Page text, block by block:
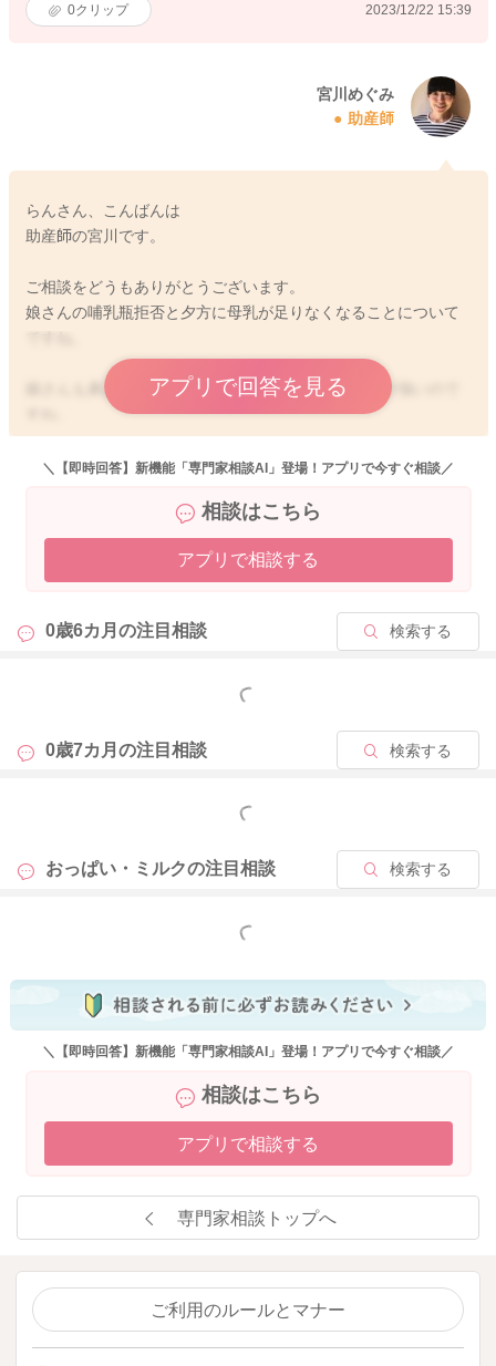
0クリップ 2023/12/22 15:39
宮川めぐみ
助産師
らんさん、こんばんは
助産師の宮川です。
ご相談をどうもありがとうございます。
娘さんの哺乳瓶拒否と夕方に母乳が足りなくなることについて
娘さんも鼻詰まりがあるということで、飲みにくさが強いので
拒否がありながらも、30mlほど飲んでくれることもあるのです
ね。
玉ねぎのスライスを頭もとに置いておいてあげるようにするの
もいいかもしれません。
においが気になる時には少し離しておくようにされるのもいい
ですよ。
とがあるといいのかなと思いました。
また離乳食にもミルクを使用されてみるのはいかがでしょう
ことはないかなと思いました。
お猪口のような小さな口のコップで少しずつミルクを飲ませて
あげてみるも難しいでしょうか？
緒に休める時には、休むようにされてみてください。
アプリで回答を見る
2023/12/22 22:43
＼【即時回答】新機能「専門家相談AI」登場！アプリで今すぐ相談／
相談はこちら
アプリで相談する
0歳6カ月の注目相談 検索する
もっと見る
0歳7カ月の注目相談 検索する
もっと見る
おっぱい・ミルクの注目相談 検索する
もっと見る
＼【即時回答】新機能「専門家相談AI」登場！アプリで今すぐ相談／
相談はこちら
アプリで相談する
専門家相談トップへ
ご利用のルールとマナー